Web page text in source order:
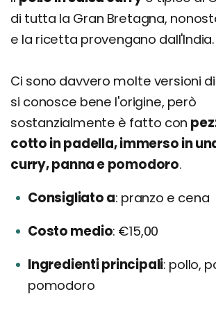
di tutta la Gran Bretagna,
e la ricetta provengano dall'India.
Ci sono davvero molte versioni
si conosce bene l'origine, però
sostanzialmente è fatto con
cotto in padella, immerso in
curry, panna e pomodoro.
Consigliato a pranzo e cena
Costo medio €15,00
Ingredienti principali pollo,
pomodoro